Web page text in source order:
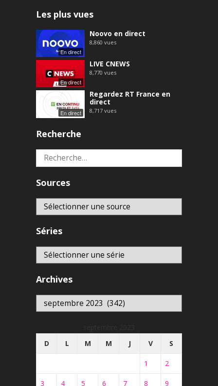
Les plus vues
En direct
Noovo en direct
8,860 vues
En direct
LIVE CNEWS
8,770 vues
En direct
Regardez RT France en
direct
8,717 vues
Recherche
Rechercher :
Sources
Séries
Archives
Archives
D
L M M J V S
1 2
3 4 5 6 7 8 9